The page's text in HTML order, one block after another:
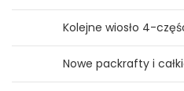
Kolejne wiosło 4-
Nowe packrafty i